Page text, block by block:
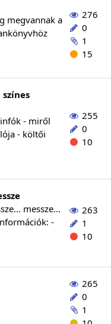
megvannak a
276
0
1
15
- miről
- költői
255
0
10
messze...
-
263
1
10
265
0
1